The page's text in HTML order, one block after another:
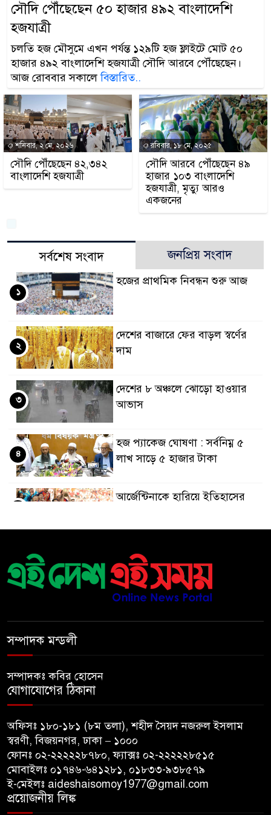
সৌদি পৌঁছেছেন ৫০ হাজার ৪৯২ বাংলাদেশি
হজযাত্রী
চলতি হজ মৌসুমে এখন পর্যন্ত ১২৯টি হজ ফ্লাইটে মোট ৫০
হাজার ৪৯২ বাংলাদেশি হজযাত্রী সৌদি আরবে পৌঁছেছেন।
আজ রোববার সকালেবিস্তারিত..
শনিবার, ২ মে, ২০২৬
সৌদি পৌঁছেছেন ৪২,৩৪২
বাংলাদেশি হজযাত্রী
রবিবার, ১৮ মে, ২০২৫
সৌদি আরবে পৌঁছেছেন ৪৯
হাজার ১০৩ বাংলাদেশি
হজযাত্রী, মৃত্যু আরও
একজনের
সর্বশেষ সংবাদ জনপ্রিয় সংবাদ
হজের প্রাথমিক নিবন্ধন শুরু আজ
১
দেশের বাজারে ফের বাড়ল স্বর্ণের
দাম
২
দেশের ৮ অঞ্চলে ঝোড়ো হাওয়ার
আভাস
৩
হজ প্যাকেজ ঘোষণা : সর্বনিম্ন ৫
লাখ সাড়ে ৫ হাজার টাকা
৪
আর্জেন্টিনাকে হারিয়ে ইতিহাসের
স্পেন
রানার্সআপ হয়েও বীরের মর্যাদা,
আর্জেন্টিনায় সাধারণ ছুটি ঘোষণা
৬
৭
৮
মধ্যপ্রাচ্যে যুক্তরাষ্ট্র-ইরান
পাল্টাপাল্টি হামলা অব্যাহত,
উত্তেজনা আরও তীব্র
৯
দেশকে আরো সবুজ করে গড়ে
১০
সম্পাদক মন্ডলী
সম্পাদকঃ কবির হোসেন
যোগাযোগের ঠিকানা
অফিসঃ ১৮০-১৮১ (৮ম তলা), শহীদ সৈয়দ নজরুল ইসলাম
স্বরণী, বিজয়নগর, ঢাকা – ১০০০
ফোনঃ ০২-২২২২২৮৭৮০, ফ্যাক্সঃ ০২-২২২২২৮৫১৫
মোবাইলঃ ০১৭৪৬-৬৪১২৮১, ০১৮৩৩-৯৩৮৫৭৯
ই-মেইলঃ aideshaisomoy1977@gmail.com
প্রয়োজনীয় লিঙ্ক